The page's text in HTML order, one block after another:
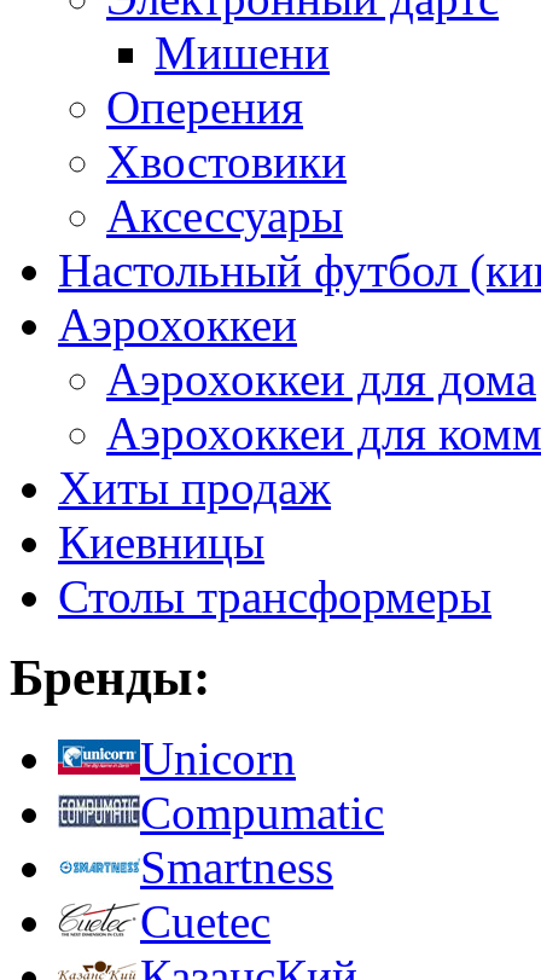
Мишени
Оперения
Хвостовики
Аксессуары
Настольный футбол
Аэрохоккеи
Аэрохоккеи для дома
Аэрохоккеи для
Хиты продаж
Киевницы
Столы трансформеры
Бренды:
Unicorn
Compumatic
Smartness
Cuetec